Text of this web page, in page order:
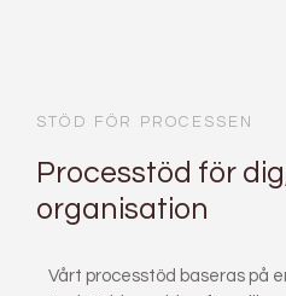
STÖD FÖR PROCESSEN
Processtöd för
organisation
Vårt processtöd baseras på